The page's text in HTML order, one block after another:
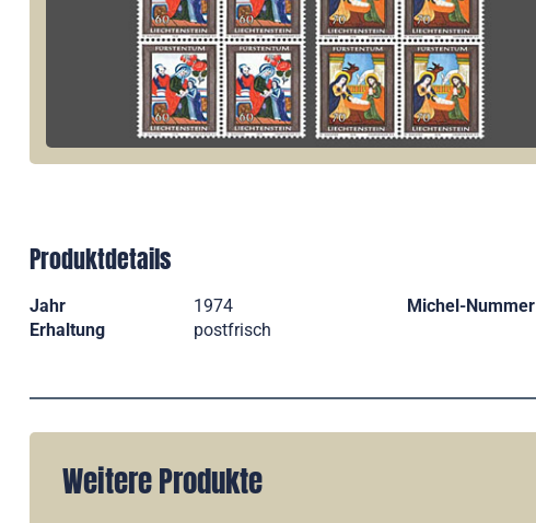
Produktdetails
Jahr 1974 Michel-Nummer
Erhaltung
postfrisch
Weitere Produkte